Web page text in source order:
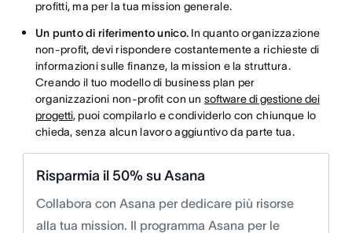
profitti, ma per la tua mission generale.
Un punto di riferimento unico. In quanto organizzazione
non-profit, devi rispondere costantemente a richieste di
informazioni sulle finanze, la mission e la struttura.
Creando il tuo modello di business plan per
organizzazioni non-profit con un software di gestione dei
progetti, puoi compilarlo e condividerlo con chiunque lo
chieda, senza alcun lavoro aggiuntivo da parte tua.
Risparmia il 50% su Asana
Collabora con Asana per dedicare più risorse
alla tua mission. Il programma Asana per le